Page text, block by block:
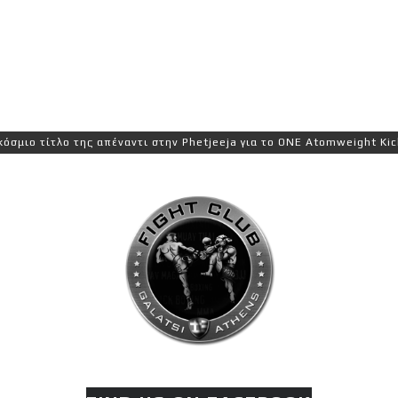
της απέναντι στην Phetjeeja για το ONE Atomweight